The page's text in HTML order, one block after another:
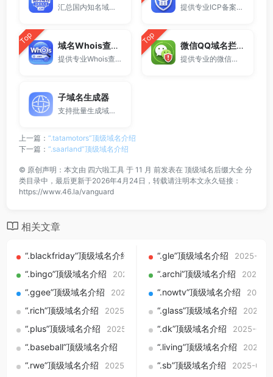
汇总国内知名域名注册商与服务平台。 提供专业ICP备案查询与网站备案信息查询服务，支持域名备案号查询、网站是否备案检测及备案信息快速获取，适用于站长工具、域名检测与SEO分析。
Top 域名Whois查询工具
提供专业Whois查询与域名信息查询服务，支持查询域名注册信息、注册商、到期时间及DNS记录，适用于域名检测、SEO分析及站长工具使用。
Top 微信QQ域名拦截检测
提供专业的微信拦截检测、QQ拦截检测、域名被墙检测服务，一键查询网站是否被封、被拦截或被限制访问。
子域名生成器
支持批量生成域名与泛解析子域名，适用于站群部署、SEO测试与开发环境使用。
上一篇： “.tatamotors”顶级域名介绍
下一篇： “.saarland”顶级域名介绍
© 原创声明：本文由 四六啦工具 于 11 月 前发表在 顶级域名后缀大全 分
类目录中，最后更新于2026年4月24日，转载请注明本文永久链接：
https://www.46.la/vanguard
相关文章
“.blackfriday”顶级域名介绍 2025-09-01
“.gle”顶级域名介绍 2025-09-
“.bingo”顶级域名介绍 2025-09-01“.archi”顶级域名介绍 2025-
“.ggee”顶级域名介绍 2025-09-01 “.nowtv”顶级域名介绍 2025-
“.rich”顶级域名介绍 2025-09-01 “.glass”顶级域名介绍 2025-
“.plus”顶级域名介绍 2025-09-01 “.dk”顶级域名介绍 2025-09-
“.baseball”顶级域名介绍 2025-09-01“.living”顶级域名介绍 2025-
“.rwe”顶级域名介绍 2025-09-01 “.sb”顶级域名介绍 2025-09-